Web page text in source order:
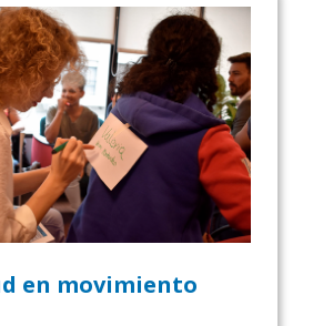
en movimiento